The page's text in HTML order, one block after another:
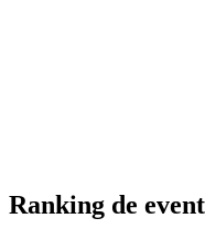
Ranking de